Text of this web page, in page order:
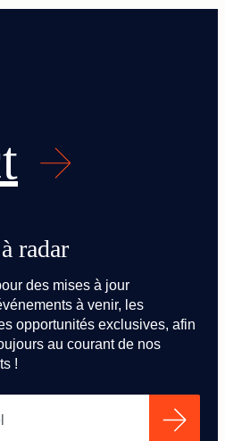
radar
des mises à jour
à venir, les
opportunités exclusives, afin
au courant de nos
!